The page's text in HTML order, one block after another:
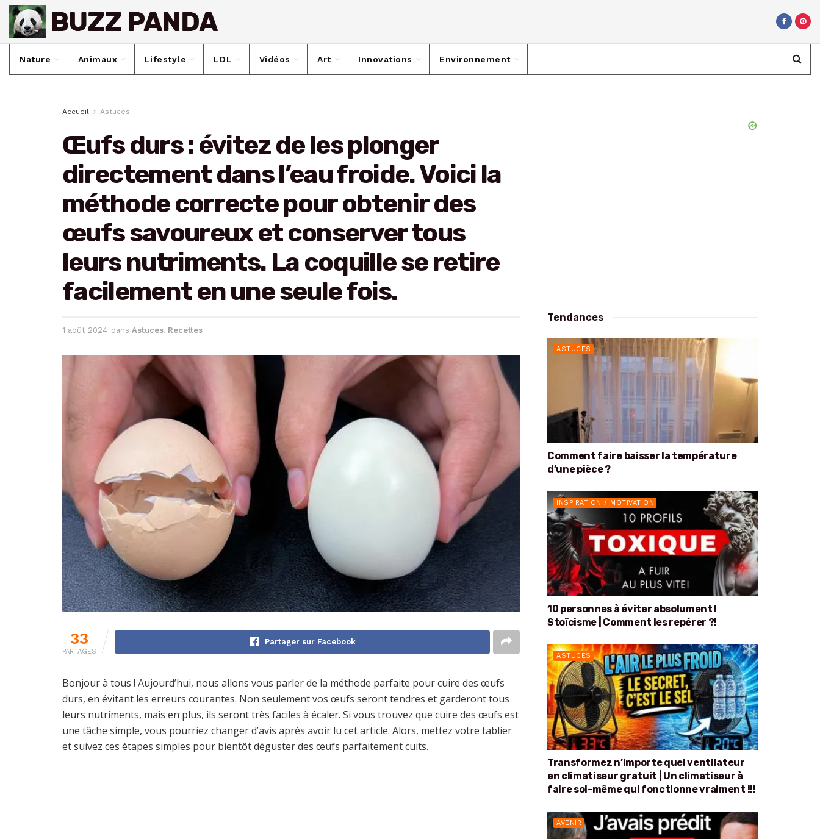
Nature Animaux Lifestyle LOL Vidéos Art Innovations Environnement
Accueil Astuces
Œufs durs : évitez de les plonger
directement dans l’eau froide. Voici la
méthode correcte pour obtenir des
œufs savoureux et conserver tous
leurs nutriments. La coquille se retire
facilement en une seule fois.
1 août 2024 dans Astuces, Recettes
33
PARTAGES
Partager sur Facebook
Bonjour à tous ! Aujourd’hui, nous allons vous parler de la méthode parfaite pour cuire des œufs
durs, en évitant les erreurs courantes. Non seulement vos œufs seront tendres et garderont tous
leurs nutriments, mais en plus, ils seront très faciles à écaler. Si vous trouvez que cuire des œufs est
une tâche simple, vous pourriez changer d’avis après avoir lu cet article. Alors, mettez votre tablier
et suivez ces étapes simples pour bientôt déguster des œufs parfaitement cuits.
Tendances
ASTUCES
Comment faire baisser la température
d’une pièce ?
INSPIRATION / MOTIVATION
10 personnes à éviter absolument !
Stoïcisme | Comment les repérer ?!
ASTUCES
Transformez n’importe quel ventilateur
en climatiseur gratuit | Un climatiseur à
faire soi-même qui fonctionne vraiment !!!
AVENIR